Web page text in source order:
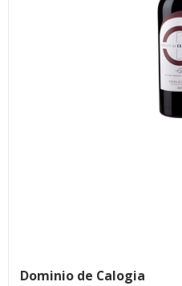
Dominio de Calogia